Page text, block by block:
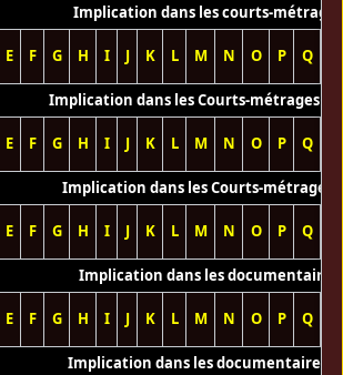
Implication dans les courts-métrages
E F G H I J K L M N O P Q
Implication dans les Courts-métrages
E F G H I J K L M N O P Q
Implication dans les Courts-métrages
E F G H I J K L M N O P Q
Implication dans les documentaires
E F G H I J K L M N O P Q
Implication dans les documentaires